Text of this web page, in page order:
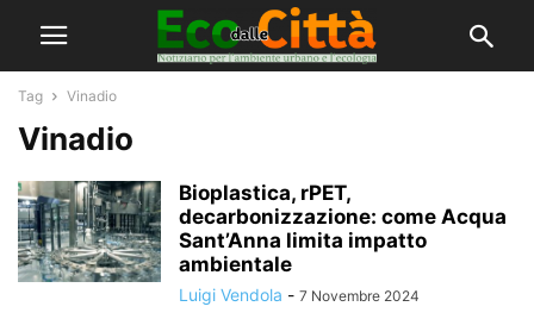
Tag Vinadio
Vinadio
Bioplastica, rPET,
decarbonizzazione: come Acqua
Sant’Anna limita impatto
ambientale
Luigi Vendola - 7 Novembre 2024